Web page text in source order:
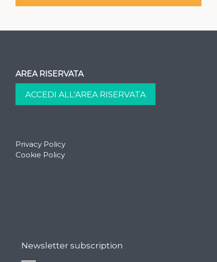
AREA RISERVATA
Privacy Policy
Cookie Policy
Newsletter subscription